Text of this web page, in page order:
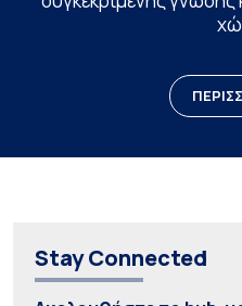
Stay Connected